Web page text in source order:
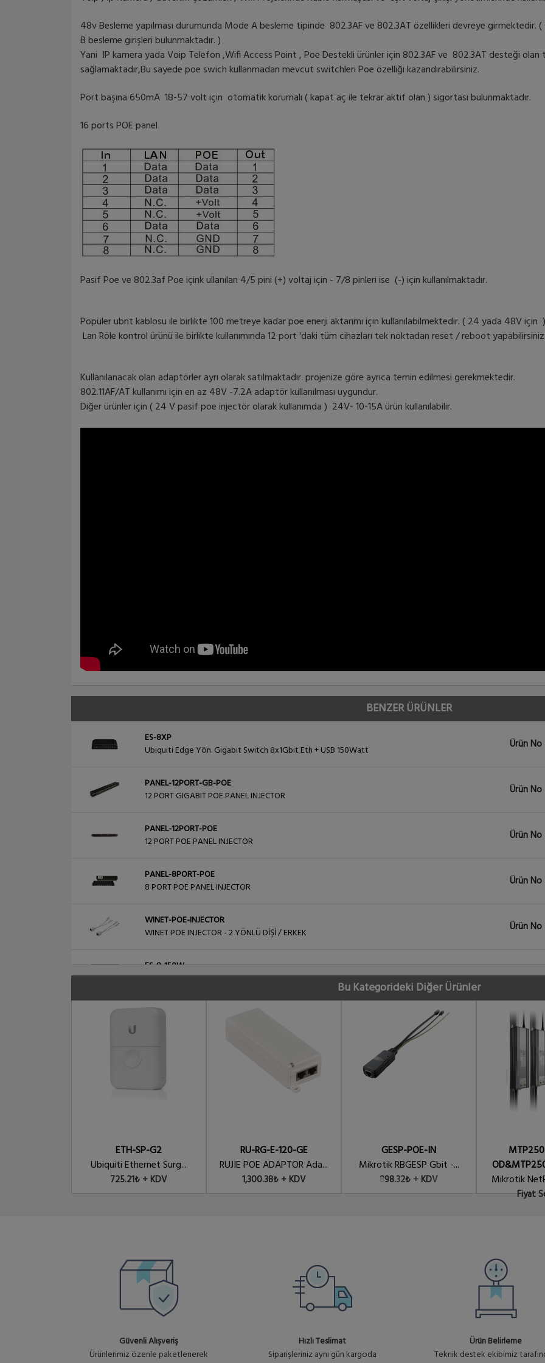
48v Besleme yapılması durumunda Mode A besleme tipinde 802.3AF ve 802.3AT özellikleri devreye girmektedir.
B besleme girişleri bulunmaktadır. )
Yani IP kamera yada Voip Telefon ,Wifi Access Point , Poe Destekli ürünler için 802.3AF ve 802.3AT desteği olan
sağlamaktadır,Bu sayede poe swich kullanmadan mevcut switchleri Poe özelliği kazandırabilirsiniz.
Port başına 650mA 18-57 volt için otomatik korumalı ( kapat aç ile tekrar aktif olan ) sigortası bulunmaktadır.
16 ports POE panel
Pasif Poe ve 802.3af Poe içink ullanılan 4/5 pini (+) voltaj için - 7/8 pinleri ise (-) için kullanılmaktadır.
Popüler ubnt kablosu ile birlikte 100 metreye kadar poe enerji aktarımı için kullanılabilmektedir. ( 24 yada 48V için )
Lan Röle kontrol ürünü ile birlikte kullanımında 12 port 'daki tüm cihazları tek noktadan reset / reboot
Kullanılanacak olan adaptörler ayrı olarak satılmaktadır. projenize göre ayrıca temin edilmesi gerekmektedir.
802.11AF/AT kullanımı için en az 48V -7.2A adaptör kullanılması uygundur.
Diğer ürünler için ( 24 V pasif poe injectör olarak kullanımda ) 24V- 10-15A ürün kullanılabilir.
BENZER ÜRÜNLER
ES-8XP
Ubiquiti Edge Yön. Gigabit Switch 8x1Gbit Eth + USB 150Watt
Ürün No
PANEL-12PORT-GB-POE
12 PORT GIGABIT POE PANEL INJECTOR
Ürün No
PANEL-12PORT-POE
12 PORT POE PANEL INJECTOR
Ürün No
PANEL-8PORT-POE
8 PORT POE PANEL INJECTOR
Ürün No
WINET-POE-INJECTOR
WINET POE INJECTOR - 2 YÖNLÜ DİŞİ / ERKEK
Ürün No
ES-8-150W
Ubiquiti Edge Yön. Gigabit Switch 8x1Gbit Eth + 2x SFP 150Watt
Ürün No
PANEL-8PORT-GB-POE
Ürün No :
WINET REVERSE POE SWITCH 6 PORT POE-IN - 2 PORT POE OUT
Ürün No
Ürün No
Bu Kategorideki Diğer Ürünler
ETH-SP-G2
Ubiquiti Ethernet Surg...
725.21₺ + KDV
RU-RG-E-120-GE
RUJIE POE ADAPTOR Ada...
1,300.38₺ + KDV
GESP-POE-IN
Mikrotik RBGESP Gbit -...
898.32₺ + KDV
Mikrotik
Fiyat
Güvenli Alışveriş
Ürünlerimiz özenle paketlenerek
Hızlı Teslimat
Siparişleriniz aynı gün kargoda
Ürün Belirleme
Teknik destek ekibimiz